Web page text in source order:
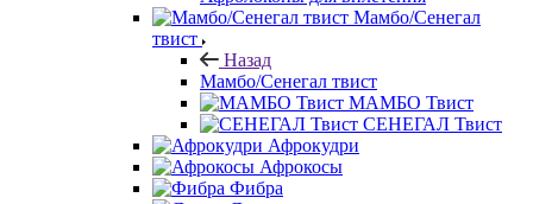
Мамбо/Сенегал
твист
Назад
Мамбо/Сенегал твист
МАМБО Твист
СЕНЕГАЛ Твист
Афрокудри
Афрокосы
Фибра